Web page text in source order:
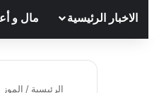
الاخبار الرئيسية مال و
الرئيسية /